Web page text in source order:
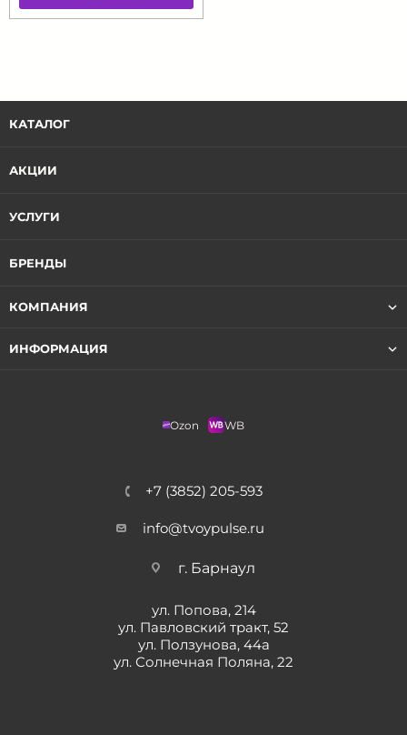
КАТАЛОГ
АКЦИИ
УСЛУГИ
БРЕНДЫ
КОМПАНИЯ
ИНФОРМАЦИЯ
Ozon WB
+7 (3852) 205-593
info@tvoypulse.ru
г. Барнаул
ул. Попова, 214
ул. Павловский тракт, 52
ул. Ползунова, 44а
ул. Солнечная Поляна, 22